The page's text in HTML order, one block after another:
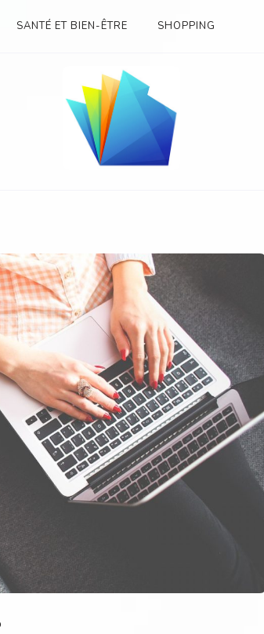
SANTÉ ET BIEN-ÊTRE SHOPPING